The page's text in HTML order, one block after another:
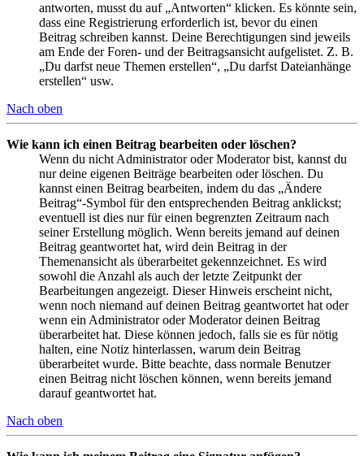
antworten, musst du auf „Antworten“ klicken. Es könnte sein,
dass eine Registrierung erforderlich ist, bevor du einen
Beitrag schreiben kannst. Deine Berechtigungen sind jeweils
am Ende der Foren- und der Beitragsansicht aufgelistet. Z. B.
„Du darfst neue Themen erstellen“, „Du darfst Dateianhänge
erstellen“ usw.
Nach oben
Wie kann ich einen Beitrag bearbeiten oder löschen?
Wenn du nicht Administrator oder Moderator bist, kannst du
nur deine eigenen Beiträge bearbeiten oder löschen. Du
kannst einen Beitrag bearbeiten, indem du das „Ändere
Beitrag“-Symbol für den entsprechenden Beitrag anklickst;
eventuell ist dies nur für einen begrenzten Zeitraum nach
seiner Erstellung möglich. Wenn bereits jemand auf deinen
Beitrag geantwortet hat, wird dein Beitrag in der
Themenansicht als überarbeitet gekennzeichnet. Es wird
sowohl die Anzahl als auch der letzte Zeitpunkt der
Bearbeitungen angezeigt. Dieser Hinweis erscheint nicht,
wenn noch niemand auf deinen Beitrag geantwortet hat oder
wenn ein Administrator oder Moderator deinen Beitrag
überarbeitet hat. Diese können jedoch, falls sie es für nötig
halten, eine Notiz hinterlassen, warum dein Beitrag
überarbeitet wurde. Bitte beachte, dass normale Benutzer
einen Beitrag nicht löschen können, wenn bereits jemand
darauf geantwortet hat.
Nach oben